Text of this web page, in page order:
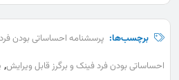
برچسب‌ها: پرسشنامه احساساتی بودن
احساساتی بودن فرد فینک و برگرز قابل ویرایش,